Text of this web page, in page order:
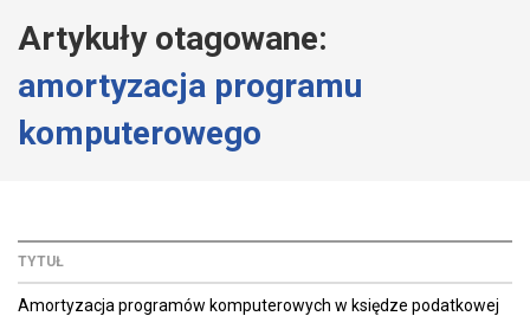
Artykuły otagowane:
amortyzacja programu
komputerowego
TYTUŁ
Amortyzacja programów komputerowych w księdze podatkowej